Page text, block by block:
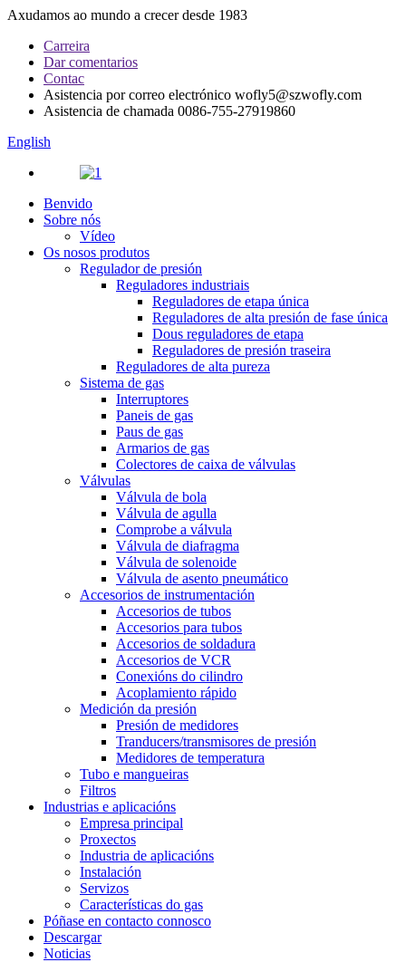
Axudamos ao mundo a crecer desde 1983
Carreira
Dar comentarios
Contac
Asistencia por correo electrónico wofly5@szwofly.com
Asistencia de chamada 0086-755-27919860
English
Benvido
Sobre nós
Vídeo
Os nosos produtos
Regulador de presión
Reguladores industriais
Reguladores de etapa única
Reguladores de alta presión de fase única
Dous reguladores de etapa
Reguladores de presión traseira
Reguladores de alta pureza
Sistema de gas
Interruptores
Paneis de gas
Paus de gas
Armarios de gas
Colectores de caixa de válvulas
Válvulas
Válvula de bola
Válvula de agulla
Comprobe a válvula
Válvula de diafragma
Válvula de solenoide
Válvula de asento pneumático
Accesorios de instrumentación
Accesorios de tubos
Accesorios para tubos
Accesorios de soldadura
Accesorios de VCR
Conexións do cilindro
Acoplamiento rápido
Medición da presión
Presión de medidores
Tranducers/transmisores de presión
Medidores de temperatura
Tubo e mangueiras
Filtros
Industrias e aplicacións
Empresa principal
Proxectos
Industria de aplicacións
Instalación
Servizos
Características do gas
Póñase en contacto connosco
Descargar
Noticias